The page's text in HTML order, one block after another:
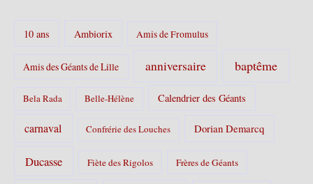
10 ans Ambiorix Amis de Fromulus
Amis des Géants de Lille anniversaire baptême
Bela Rada Belle-Hélène Calendrier des Géants
carnaval Confrérie des Louches Dorian Demarcq
Ducasse Fiète des Rigolos Frères de Géants